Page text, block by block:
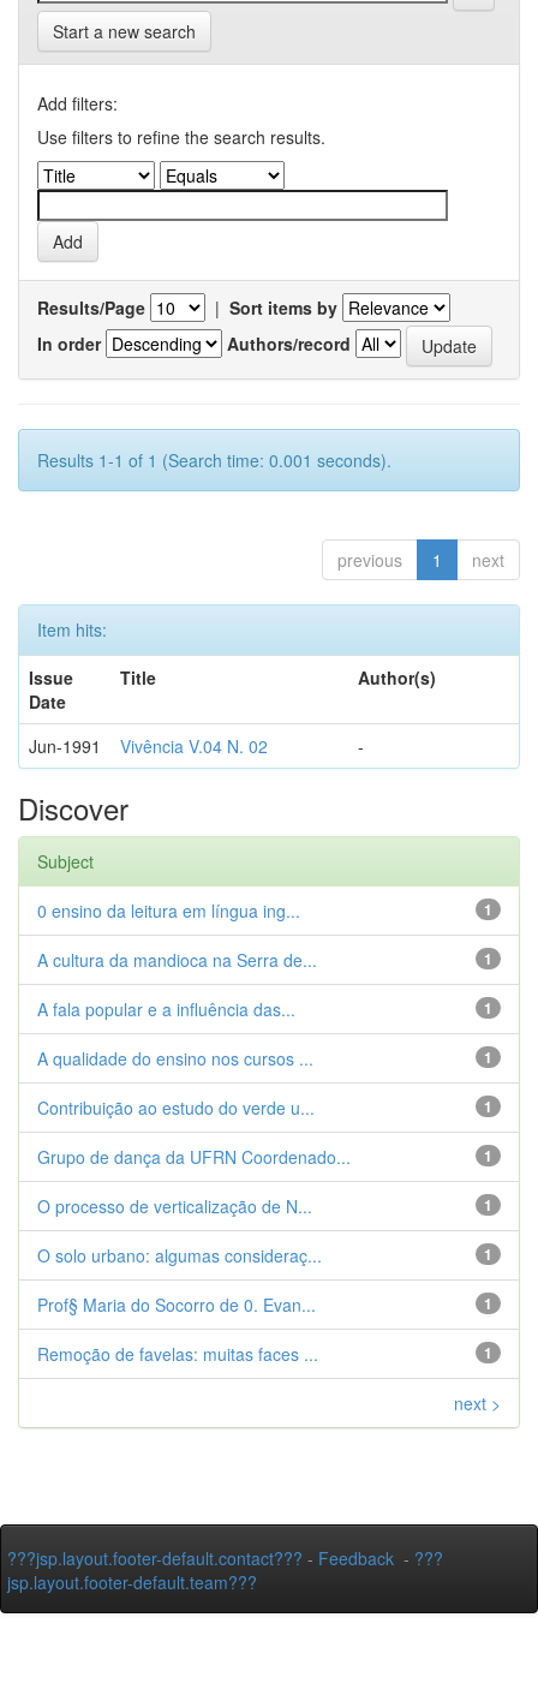
Start a new search
Add filters:
Use filters to refine the search results.
Results/Page | Sort items by
In order
Authors/record
Results 1-1 of 1 (Search time: 0.001 seconds).
previous 1 next
Item hits:
Issue
Date
Title Author(s)
Jun-1991 Vivência V.04 N. 02 -
Discover
Subject
1
0 ensino da leitura em língua ing...
1
A cultura da mandioca na Serra de...
1
A fala popular e a influência das...
1
A qualidade do ensino nos cursos ...
1
Contribuição ao estudo do verde u...
1
Grupo de dança da UFRN Coordenado...
1
O processo de verticalização de N...
1
O solo urbano: algumas consideraç...
1
Prof§ Maria do Socorro de 0. Evan...
1
Remoção de favelas: muitas faces ...
next >
???jsp.layout.footer-default.contact??? - Feedback - ???
jsp.layout.footer-default.team???